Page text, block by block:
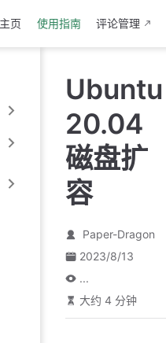
主页 使用指南 评论管理
Ubuntu
20.04
磁盘扩
容
Paper-Dragon
2023/8/13
...
大约 4 分钟